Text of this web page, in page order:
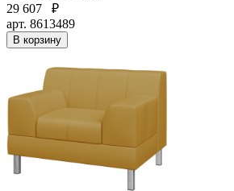
29 607
₽
арт. 8613489
В корзину